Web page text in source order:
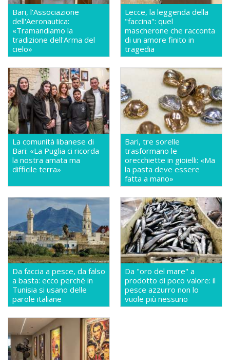
Bari, l'Associazione
dell'Aeronautica:
«Tramandiamo la
tradizione dell'Arma del
cielo»
Lecce, la leggenda della
"faccina": quel
mascherone che racconta
di un amore finito in
tragedia
La comunità libanese di
Bari: «La Puglia ci ricorda
la nostra amata ma
difficile terra»
Bari, tre sorelle
trasformano le
orecchiette in gioielli: «Ma
la pasta deve essere
fatta a mano»
Da faccia a pesce, da falso
a basta: ecco perché in
Tunisia si usano delle
parole italiane
Da "oro del mare" a
prodotto di poco valore: il
pesce azzurro non lo
vuole più nessuno